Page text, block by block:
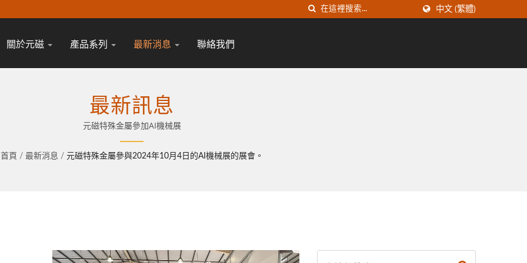
中文 (繁體)
關於元磁 產品系列 最新消息 聯絡我們
最新訊息
元磁特殊金屬參加AI機械展
首頁 / 最新消息 / 元磁特殊金屬參與2024年10月4日的AI機械展的展會。